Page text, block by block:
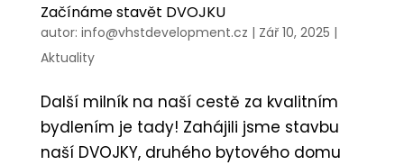
Začínáme stavět DVOJKU
autor: info@vhstdevelopment.cz | Zář 10, 2025 |
Aktuality
Další milník na naší cestě za kvalitním
bydlením je tady! Zahájili jsme stavbu
naší DVOJKY, druhého bytového domu